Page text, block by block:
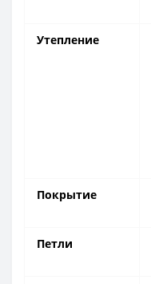
Утепление
Покрытие
Петли